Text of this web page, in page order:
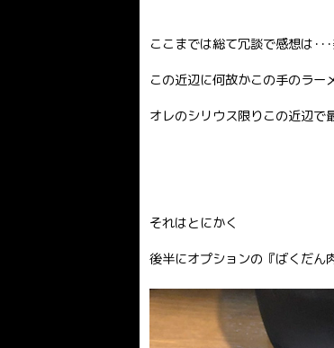
ここまでは総て冗談で感想は･･
この近辺に何故かこの手のラー
オレのシリウス限りこの近辺で
↑は
それはとにかく
後半にオプションの『ばくだ